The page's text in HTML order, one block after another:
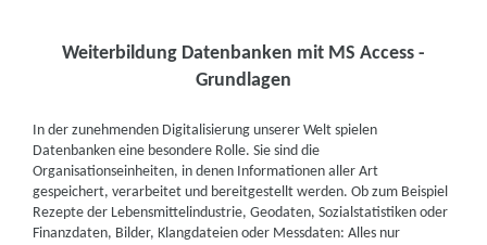
Weiterbildung Datenbanken mit MS Access -
Grundlagen
In der zunehmenden Digitalisierung unserer Welt spielen
Datenbanken eine besondere Rolle. Sie sind die
Organisationseinheiten, in denen Informationen aller Art
gespeichert, verarbeitet und bereitgestellt werden. Ob zum Beispiel
Rezepte der Lebensmittelindustrie, Geodaten, Sozialstatistiken oder
Finanzdaten, Bilder, Klangdateien oder Messdaten: Alles nur